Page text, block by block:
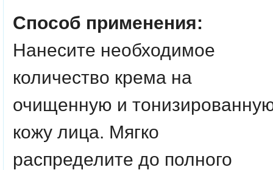
Способ применения:
Нанесите необходимое
количество крема на
очищенную и
кожу лица. Мягко
распределите до полного